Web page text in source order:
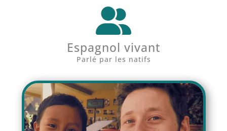
Espagnol vivant
Parlé par les natifs